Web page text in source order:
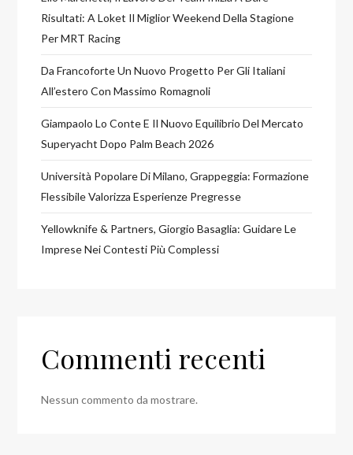
Risultati: A Loket Il Miglior Weekend Della Stagione
Per MRT Racing
Da Francoforte Un Nuovo Progetto Per Gli Italiani
All’estero Con Massimo Romagnoli
Giampaolo Lo Conte E Il Nuovo Equilibrio Del Mercato
Superyacht Dopo Palm Beach 2026
Università Popolare Di Milano, Grappeggia: Formazione
Flessibile Valorizza Esperienze Pregresse
Yellowknife & Partners, Giorgio Basaglia: Guidare Le
Imprese Nei Contesti Più Complessi
Commenti recenti
Nessun commento da mostrare.